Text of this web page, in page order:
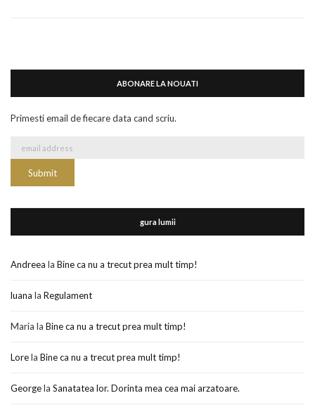
ABONARE LA NOUATI
Primesti email de fiecare data cand scriu.
gura lumii
Andreea la Bine ca nu a trecut prea mult timp!
luana la Regulament
Maria la Bine ca nu a trecut prea mult timp!
Lorela Bine ca nu a trecut prea mult timp!
Georgela Sanatatea lor. Dorinta mea cea mai arzatoare.